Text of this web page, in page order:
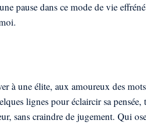
pause dans ce mode de vie
à une élite, aux amoureux des
lignes pour éclaircir sa
sans craindre de jugement. Qui